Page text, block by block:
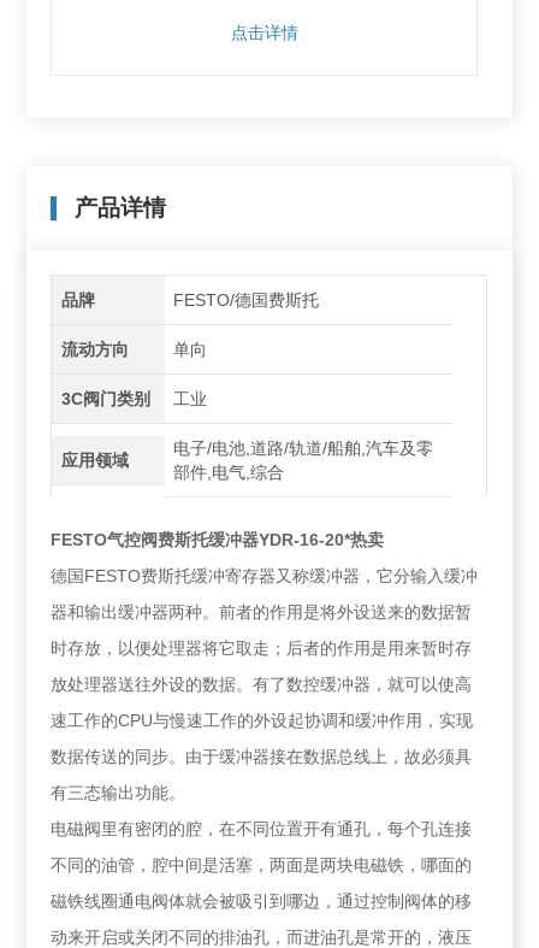
点击详情
产品详情
品牌 FESTO/德国费斯托
流动方向 单向
3C阀门类别 工业
应用领域
电子/电池,道路/轨道/船舶,汽车及零
部件,电气,综合
FESTO气控阀费斯托缓冲器YDR-16-20*热卖
德国FESTO费斯托缓冲寄存器又称缓冲器，它分输入缓冲
器和输出缓冲器两种。前者的作用是将外设送来的数据暂
时存放，以便处理器将它取走；后者的作用是用来暂时存
放处理器送往外设的数据。有了数控缓冲器，就可以使高
速工作的CPU与慢速工作的外设起协调和缓冲作用，实现
数据传送的同步。由于缓冲器接在数据总线上，故必须具
有三态输出功能。
电磁阀里有密闭的腔，在不同位置开有通孔，每个孔连接
不同的油管，腔中间是活塞，两面是两块电磁铁，哪面的
磁铁线圈通电阀体就会被吸引到哪边，通过控制阀体的移
动来开启或关闭不同的排油孔，而进油孔是常开的，液压